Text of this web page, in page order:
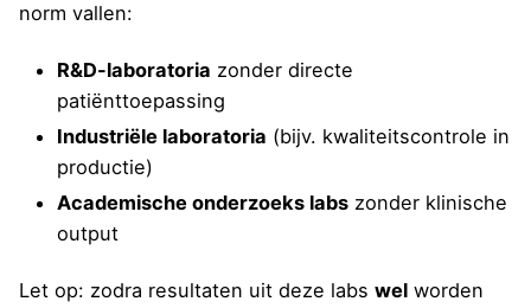
norm vallen:
R&D-laboratoria zonder directe
patiënttoepassing
Industriële laboratoria (bijv. kwaliteitscontrole in
productie)
Academische onderzoeks labs zonder klinische
output
Let op: zodra resultaten uit deze labs wel worden